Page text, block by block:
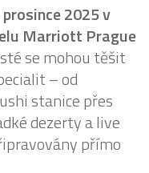
prosince 2025 v
Marriott Prague
se mohou těšit
– od
stanice přes
dezerty a live
přímo